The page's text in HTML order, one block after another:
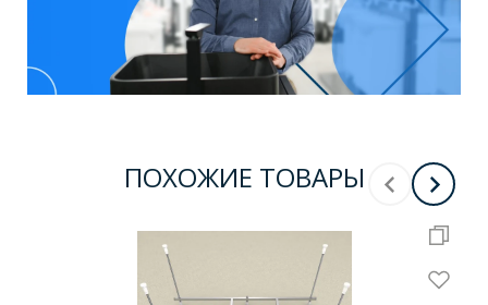
ПОХОЖИЕ ТОВАРЫ